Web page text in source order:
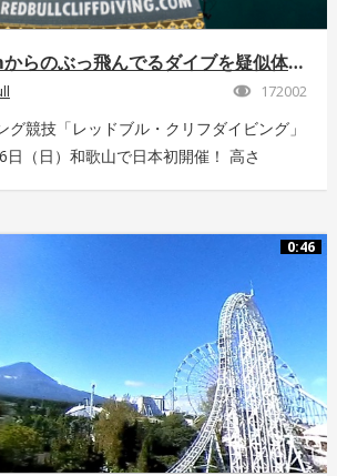
高さ28mからのぶっ飛んでるダイブを疑似体験！
172002
グ競技「レッドブル・クリフダイビング」
（日）和歌山で日本初開催！ 高さ
cliff-diving
0:46